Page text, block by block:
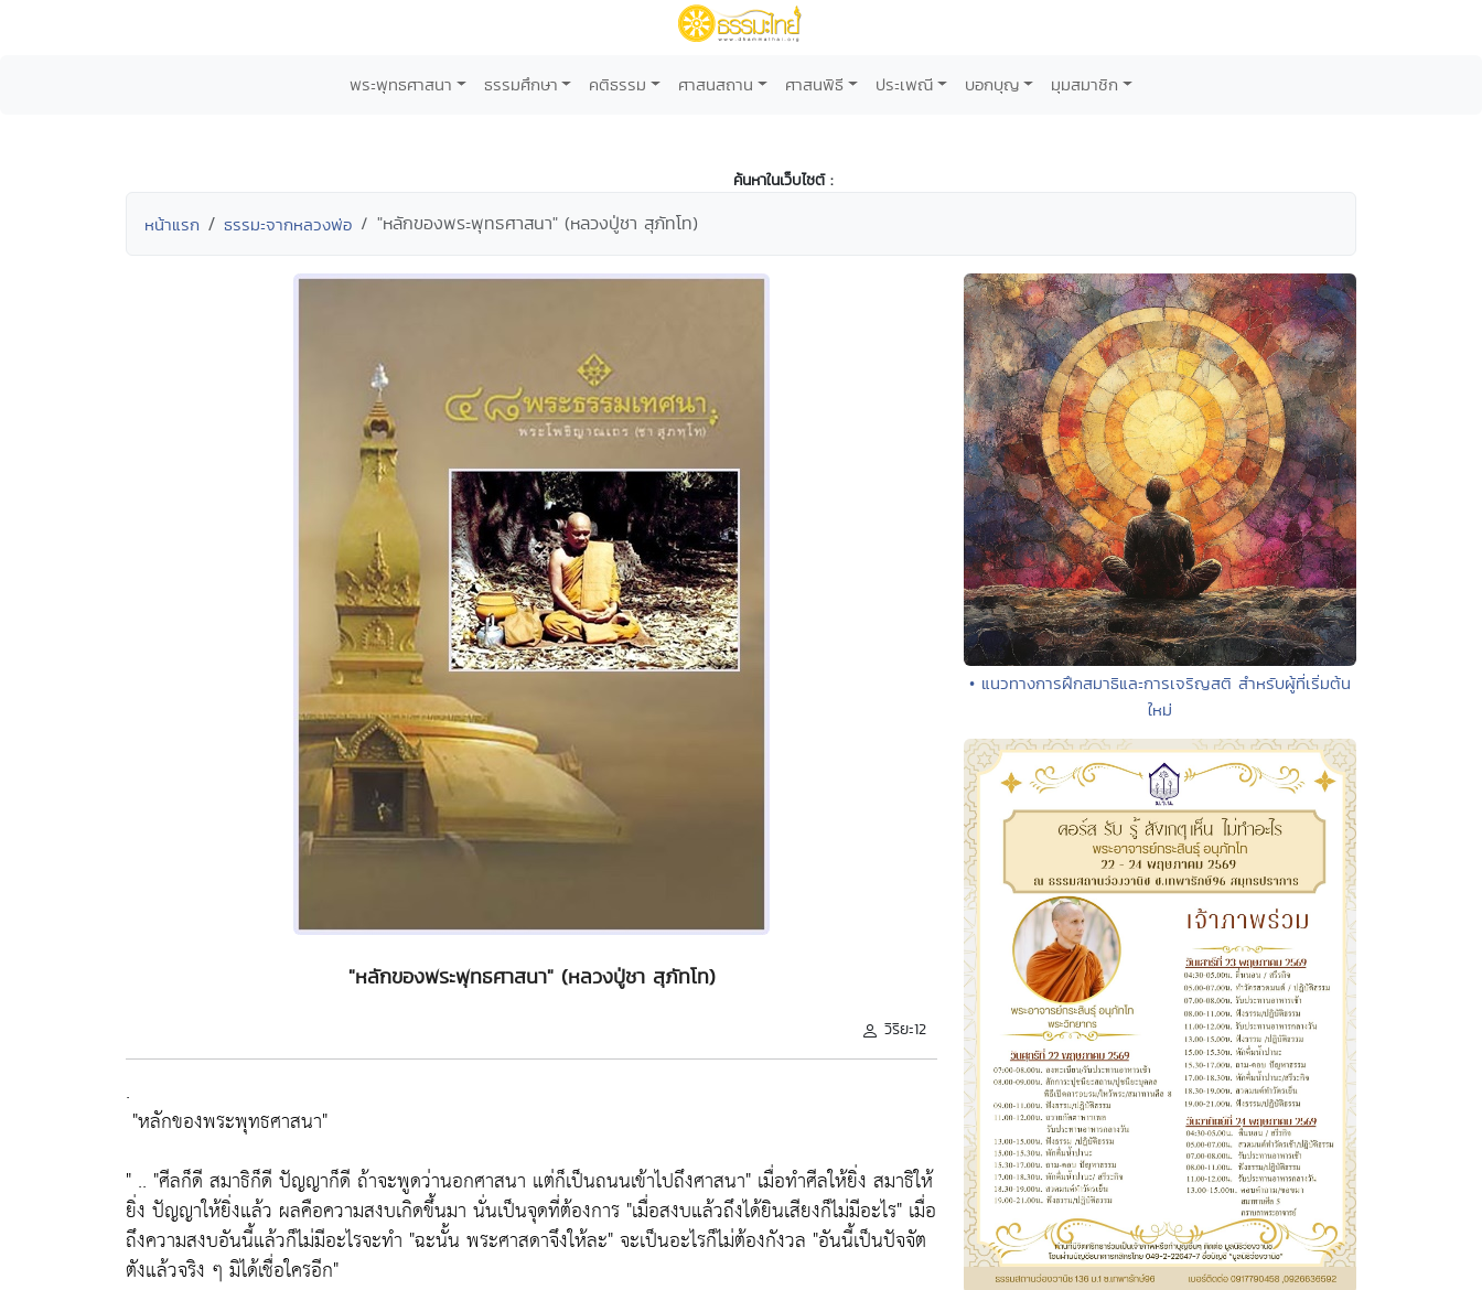
พระพุทธศาสนา ธรรมศึกษา คติธรรม ศาสนสถาน ศาสนพิธี ประเพณี บอกบุญ มุมสมาชิก
ค้นหาในเว็บไซต์ :
หน้าแรก ธรรมะจากหลวงพ่อ "หลักของพระพุทธศาสนา" (หลวงปู่ชา สุภัทโท)
"หลักของพระพุทธศาสนา" (หลวงปู่ชา สุภัทโท)
วิริยะ12
.
"หลักของพระพุทธศาสนา"
" .. "ศีลก็ดี สมาธิก็ดี ปัญญาก็ดี ถ้าจะพูดว่านอกศาสนา แต่ก็เป็นถนนเข้าไปถึงศาสนา" เมื่อทำศีลให้ยิ่ง สมาธิให้
ยิ่ง ปัญญาให้ยิ่งแล้ว ผลคือความสงบเกิดขึ้นมา นั่นเป็นจุดที่ต้องการ "เมื่อสงบแล้วถึงได้ยินเสียงก็ไม่มีอะไร" เมื่อ
ถึงความสงบอันนี้แล้วก็ไม่มีอะไรจะทำ "ฉะนั้น พระศาสดาจึงให้ละ"จะเป็นอะไรก็ไม่ต้องกังวล "อันนี้เป็นปัจจัต
ตังแล้วจริง ๆ มิได้เชื่อใครอีก"
• แนวทางการฝึกสมาธิและการเจริญสติ สำหรับผู้ที่เริ่มต้น
ใหม่